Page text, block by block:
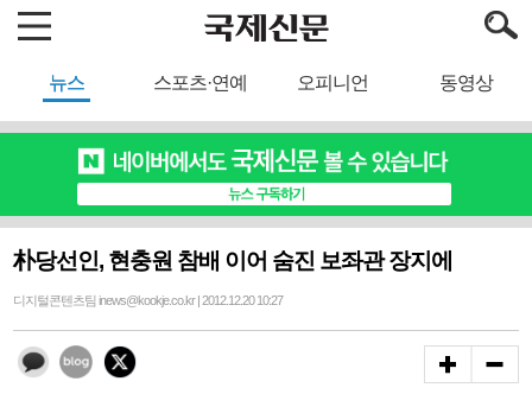
뉴스 스포츠·연예 오피니언 동영상
朴당선인, 현충원 참배 이어 숨진 보좌관 장지에
디지털콘텐츠팀 inews@kookje.co.kr | 2012.12.20 10:27